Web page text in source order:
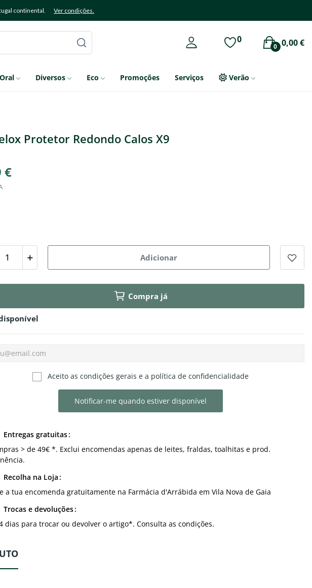
continental. Ver condições.
0 0,00 €
0
Diversos Eco Promoções Serviços Verão
Protetor Redondo Calos X9
€
Adicionar
Compra já
Aceito as condições gerais e a política de confidencialidade
Notificar-me quando estiver disponível
Entregas gratuitas
> de 49€ *. Exclui encomendas apenas de leites, fraldas, toalhitas e prod.
Recolha na Loja
a tua encomenda gratuitamente na Farmácia d'Arrábida em Vila Nova de Gaia
Trocas e devoluções
dias para trocar ou devolver o artigo*. Consulta as condições.